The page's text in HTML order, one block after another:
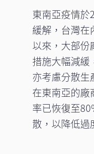
東南亞疫情
緩解，台灣在
以來，大部份
措施大幅減緩
亦考慮分散生
在東南亞的廠
率已恢復至
散，以降低過